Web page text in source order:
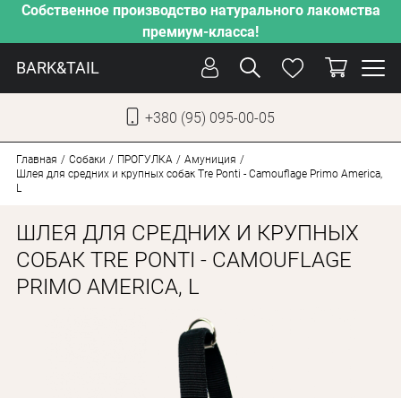
Собственное производство натурального лакомства
премиум-класса!
BARK&TAIL
+380 (95) 095-00-05
ЗАБОТА
ОТ ЖАРЫ
НАШЕ ПРОИЗВОДСТВО
НОВИНКИ
АКЦИИ
ДЛЯ КОТОВ
Главная Собаки ПРОГУЛКА
Амуниция
Шлея для средних и крупных собак Tre Ponti - Camouflage Primo America,
L
ШЛЕЯ ДЛЯ СРЕДНИХ И КРУПНЫХ
СОБАК TRE PONTI - CAMOUFLAGE
PRIMO AMERICA, L